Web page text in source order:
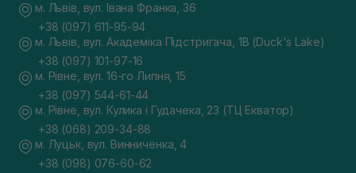
м. Львів, вул. Івана Франка, 36
+38 (097) 611-95-94
м. Львів, вул. Академіка Підстригача, 1В (Duck's Lake)
+38 (097) 101-97-16
м. Рівне, вул. 16-го Липня, 15
+38 (097) 544-61-44
м. Рівне, вул. Кулика і Гудачека, 23 (ТЦ Екватор)
+38 (068) 209-34-88
м. Луцьк, вул. Винниченка, 4
+38 (098) 076-60-62